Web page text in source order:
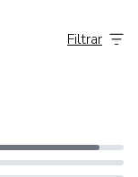
advocacias,
usinagem,
de
indústrias em
e
Filtrar